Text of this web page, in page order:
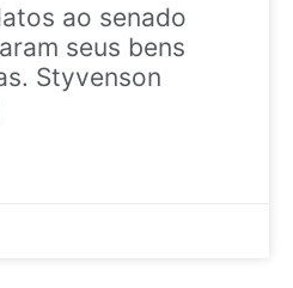
ao senado
seus bens
Styvenson